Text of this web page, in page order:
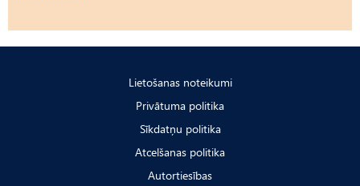
Lietošanas noteikumi
Privātuma politika
Sīkdatņu politika
Atcelšanas politika
Autortiesības